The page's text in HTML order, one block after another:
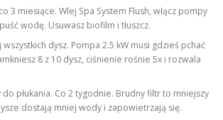
co 3 miesiące. Wlej Spa System Flush, włącz pompy
wodę. Usuwasz biofilm i tłuszcz.
wszystkich dysz. Pompa 2.5 kW musi gdzieś pchać
8 z 10 dysz, ciśnienie rośnie 5x i rozwala
płukania. Co 2 tygodnie. Brudny filtr to mniejszy
dostają mniej wody i zapowietrzają się.